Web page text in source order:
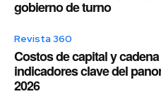
gobierno de turno
Revista 360
Costos de capital y
indicadores clave del
2026